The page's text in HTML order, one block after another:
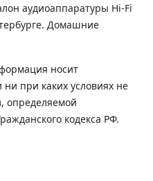
аудиоаппаратуры Hi-Fi
Домашние
носит
при каких условиях не
определяемой
кодекса РФ.